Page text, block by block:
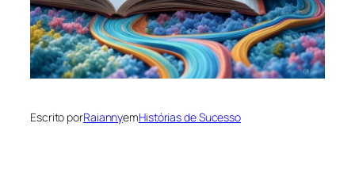
Escrito porRaiannyemHistórias de Sucesso